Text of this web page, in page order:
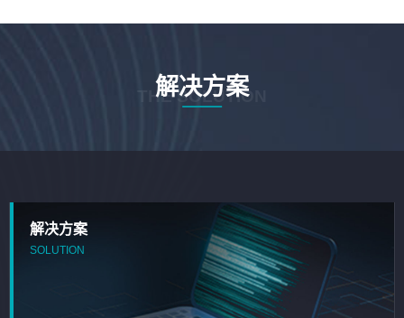
解决方案
THE SOLUTION
解决方案
SOLUTION